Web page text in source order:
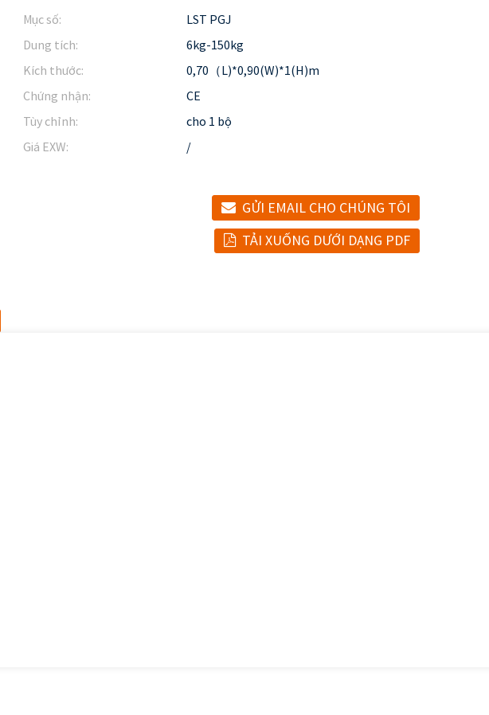
Mục số:
LST PGJ
Dung tích:
6kg-150kg
Kích thước:
0,70（L)*0,90(W)*1(H)m
Chứng nhận:
CE
Tùy chỉnh:
cho 1 bộ
Giá EXW:
/
GỬI EMAIL CHO CHÚNG TÔI
TẢI XUỐNG DƯỚI DẠNG PDF